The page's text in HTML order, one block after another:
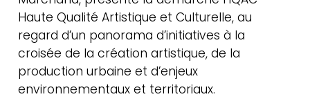
Haute Qualité Artistique et Culturelle, au
regard d’un panorama d’initiatives à la
croisée de la création artistique, de la
production urbaine et d’enjeux
environnementaux et territoriaux.